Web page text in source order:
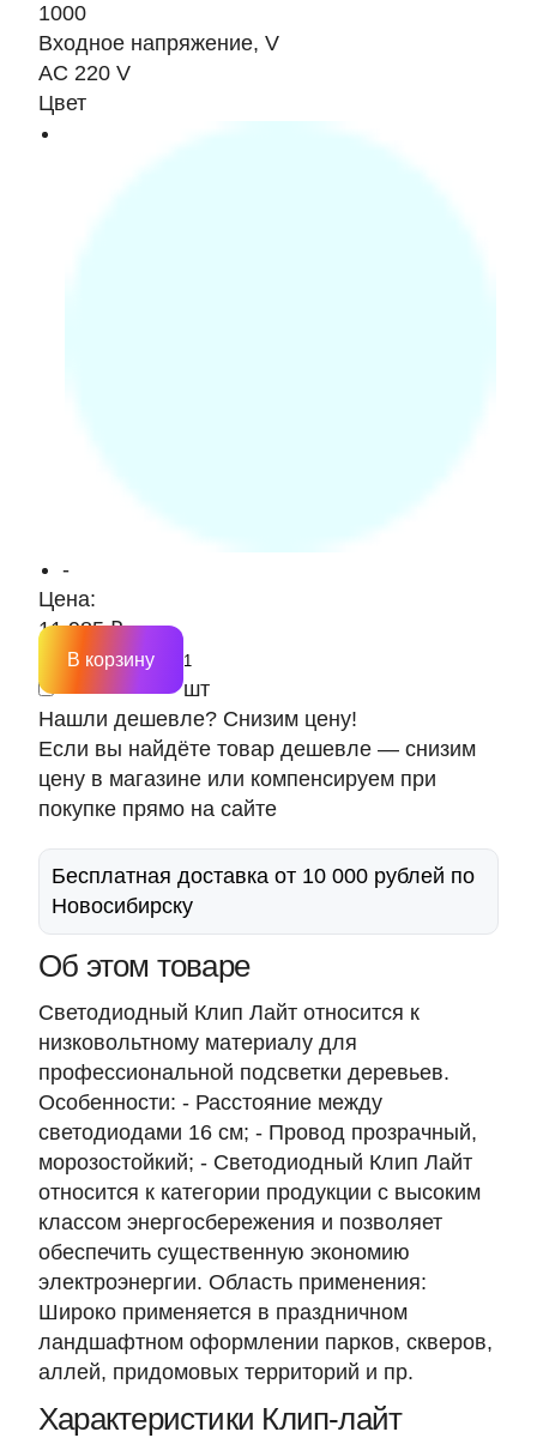
1000
Входное напряжение, V
AC 220 V
Цвет
-
Цена:
11 985 ₽
шт
В корзину
Нашли дешевле? Снизим цену!
Если вы найдёте товар дешевле — снизим
цену в магазине или компенсируем при
покупке прямо на сайте
Бесплатная доставка от 10 000 рублей по
Новосибирску
Об этом товаре
Светодиодный Клип Лайт относится к
низковольтному материалу для
профессиональной подсветки деревьев.
Особенности: - Расстояние между
светодиодами 16 см; - Провод прозрачный,
морозостойкий; - Светодиодный Клип Лайт
относится к категории продукции с высоким
классом энергосбережения и позволяет
обеспечить существенную экономию
электроэнергии. Область применения:
Широко применяется в праздничном
ландшафтном оформлении парков, скверов,
аллей, придомовых территорий и пр.
Характеристики Клип-лайт